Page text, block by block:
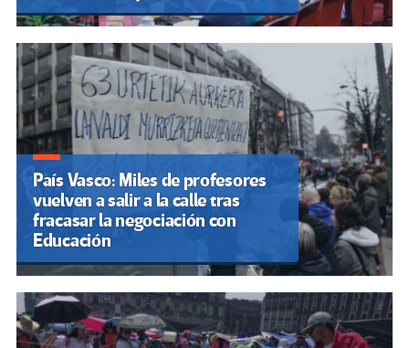
País Vasco: Miles de profesores
vuelven a salir a la calle tras
fracasar la negociación con
Educación